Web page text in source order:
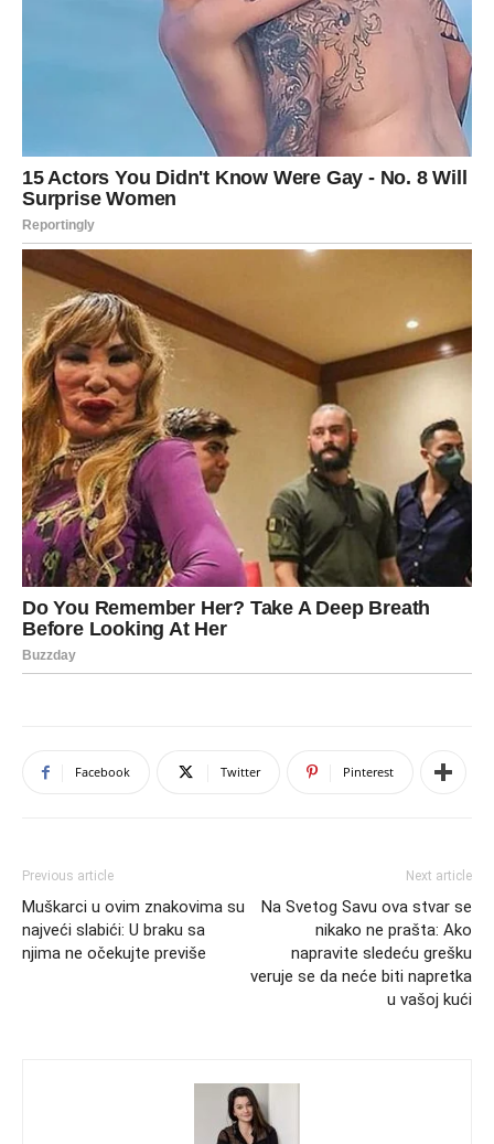
Facebook Twitter Pinterest
Previous article
Muškarci u ovim znakovima su
najveći slabići: U braku sa
njima ne očekujte previše
Next article
Na Svetog Savu ova stvar se
nikako ne prašta: Ako
napravite sledeću grešku
veruje se da neće biti napretka
u vašoj kući